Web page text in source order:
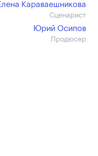
Караваешникова
Сценарист
Юрий Осипов
Продюсер